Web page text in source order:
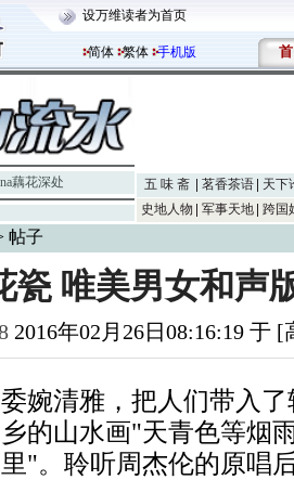
设万维读者为首页
简体 繁体 手机版 首
藕花深处 五 味 斋 茗香茶语
天下
史地人物
军事天地 跨国
帖子
瓷 唯美男女和声
2016年02月26日08:16:19 于
委婉清雅，把人们带入
的山水画"天青色等烟
"。聆听周杰伦的原唱